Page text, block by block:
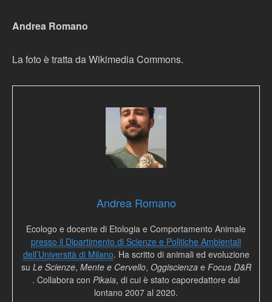
Andrea Romano
La foto è tratta da Wikimedia Commons.
Andrea Romano
Ecologo e docente di Etologia e Comportamento Animale
presso il Dipartimento di Scienze e Politiche Ambientali
dell’Università di Milano. Ha scritto di animali ed evoluzione
su Le Scienze, Mente e Cervello, Oggiscienzae Focus D&R
. Collabora con Pikaia, di cui è stato caporedattore dal
lontano 2007 al 2020.